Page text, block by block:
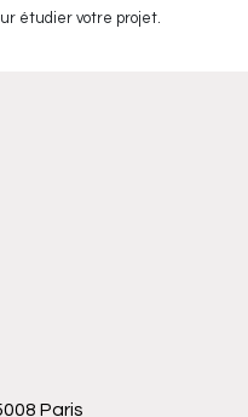
étudier votre projet.
Paris